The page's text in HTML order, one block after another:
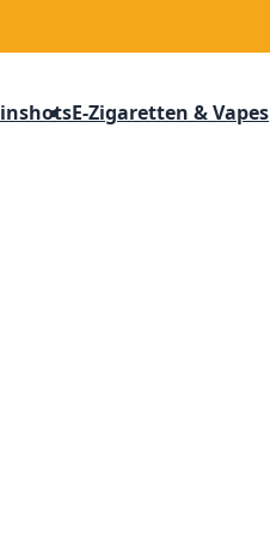
E-Zigaretten & Vapes